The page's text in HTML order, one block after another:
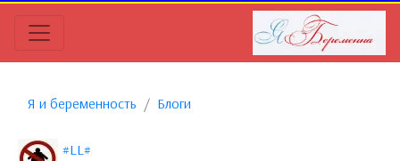
Я и беременность Блоги
#LL#